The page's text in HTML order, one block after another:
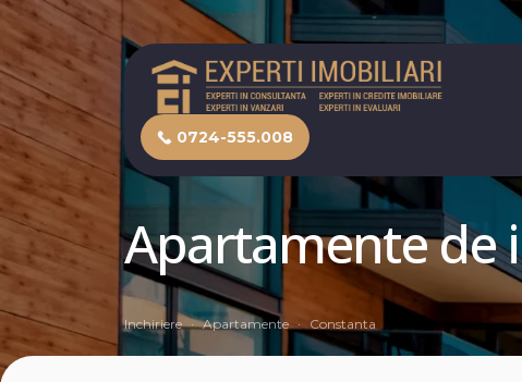
0724-555.008
Apartamente de
Inchiriere Apartamente Constanta